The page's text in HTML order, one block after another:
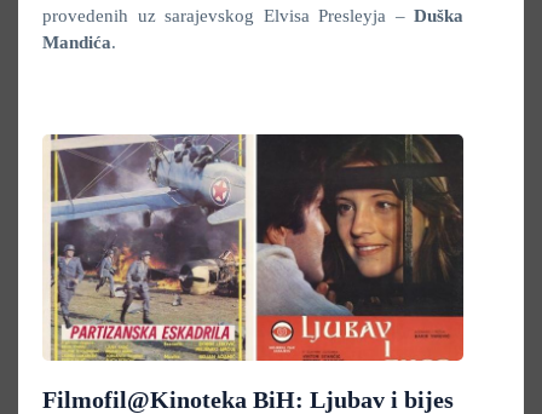
provedenih uz sarajevskog Elvisa Presleyja – Duška
Mandića.
Filmofil@Kinoteka BiH: Ljubav i bijes